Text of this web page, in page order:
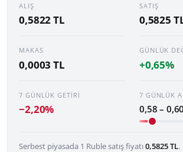
ALIŞ
0,5822 TL
SATIŞ
0,5825
MAKAS
0,0003 TL
GÜNLÜK
+0,65%
7 GÜNLÜK GETIRI
−2,20%
7 GÜNLÜK
0,58 – 0,60
Serbest piyasada 1 Ruble satış fiyatı0,5825 TL.